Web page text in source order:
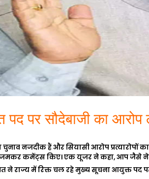
पर सौदेबाजी का आरोप
चुनाव नजदीक हैं और सियासी आरोप प्रत्यारोपों
जमकर कमेंट्स किए। एक यूजर ने कहा, आप जैसे
ने राज्य में रिक्त चल रहेमुख्य सूचना आयुक्त पद